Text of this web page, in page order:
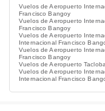
Vuelos de Aeropuerto
Francisco Bangoy
Vuelos de Aeropuerto
Francisco Bangoy
Vuelos de Aeropuerto
Internacional Francisco
Vuelos de Aeropuerto
Francisco Bangoy
Vuelos de Aeropuerto
Vuelos de Aeropuerto
Internacional Francisco